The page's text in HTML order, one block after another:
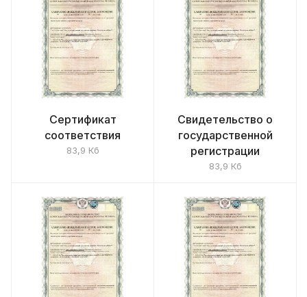
Сертификат
соответствия
83,9 Кб
Свидетельство о
государственной
регистрации
83,9 Кб